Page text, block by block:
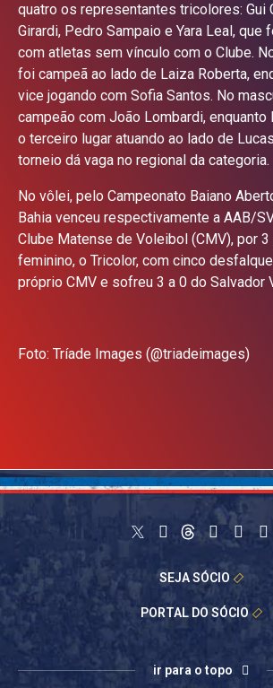
quatro os representantes tricolores: Gui
Girardi, Pedro Sampaio e Yara Leal, que
com atletas sem vínculo com o Clube.
foi campeã ao lado de Laiza Roberta,
vice jogando com Sofia Santos. No
campeão com João Lombardi,
o terceiro lugar atuando ao lado de
torneio dá vaga no regional da categoria.
No vôlei, pelo Campeonato Baiano
Bahia venceu respectivamente a AAB/
Clube Matense de Voleibol (CMV), por 3
feminino, o Tricolor, com cinco
próprio CMV e sofreu 3 a 0 do Salvador
Foto: Tríade Images (@triadeimages)
SEJA SÓCIO
PORTAL DO SÓCIO
ir para o topo